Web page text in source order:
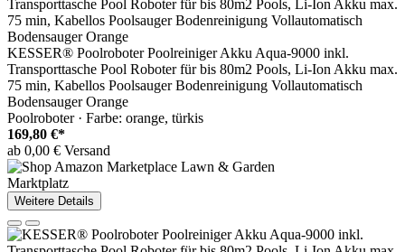
KESSER® Poolroboter Poolreiniger Akku Aqua-9000 inkl.
Transporttasche Pool Roboter für bis 80m2 Pools, Li-Ion Akku max.
75 min, Kabellos Poolsauger Bodenreinigung Vollautomatisch
Bodensauger Orange
Poolroboter · Farbe: orange, türkis
169,80 €*
ab 0,00 € Versand
Marktplatz
Weitere Details